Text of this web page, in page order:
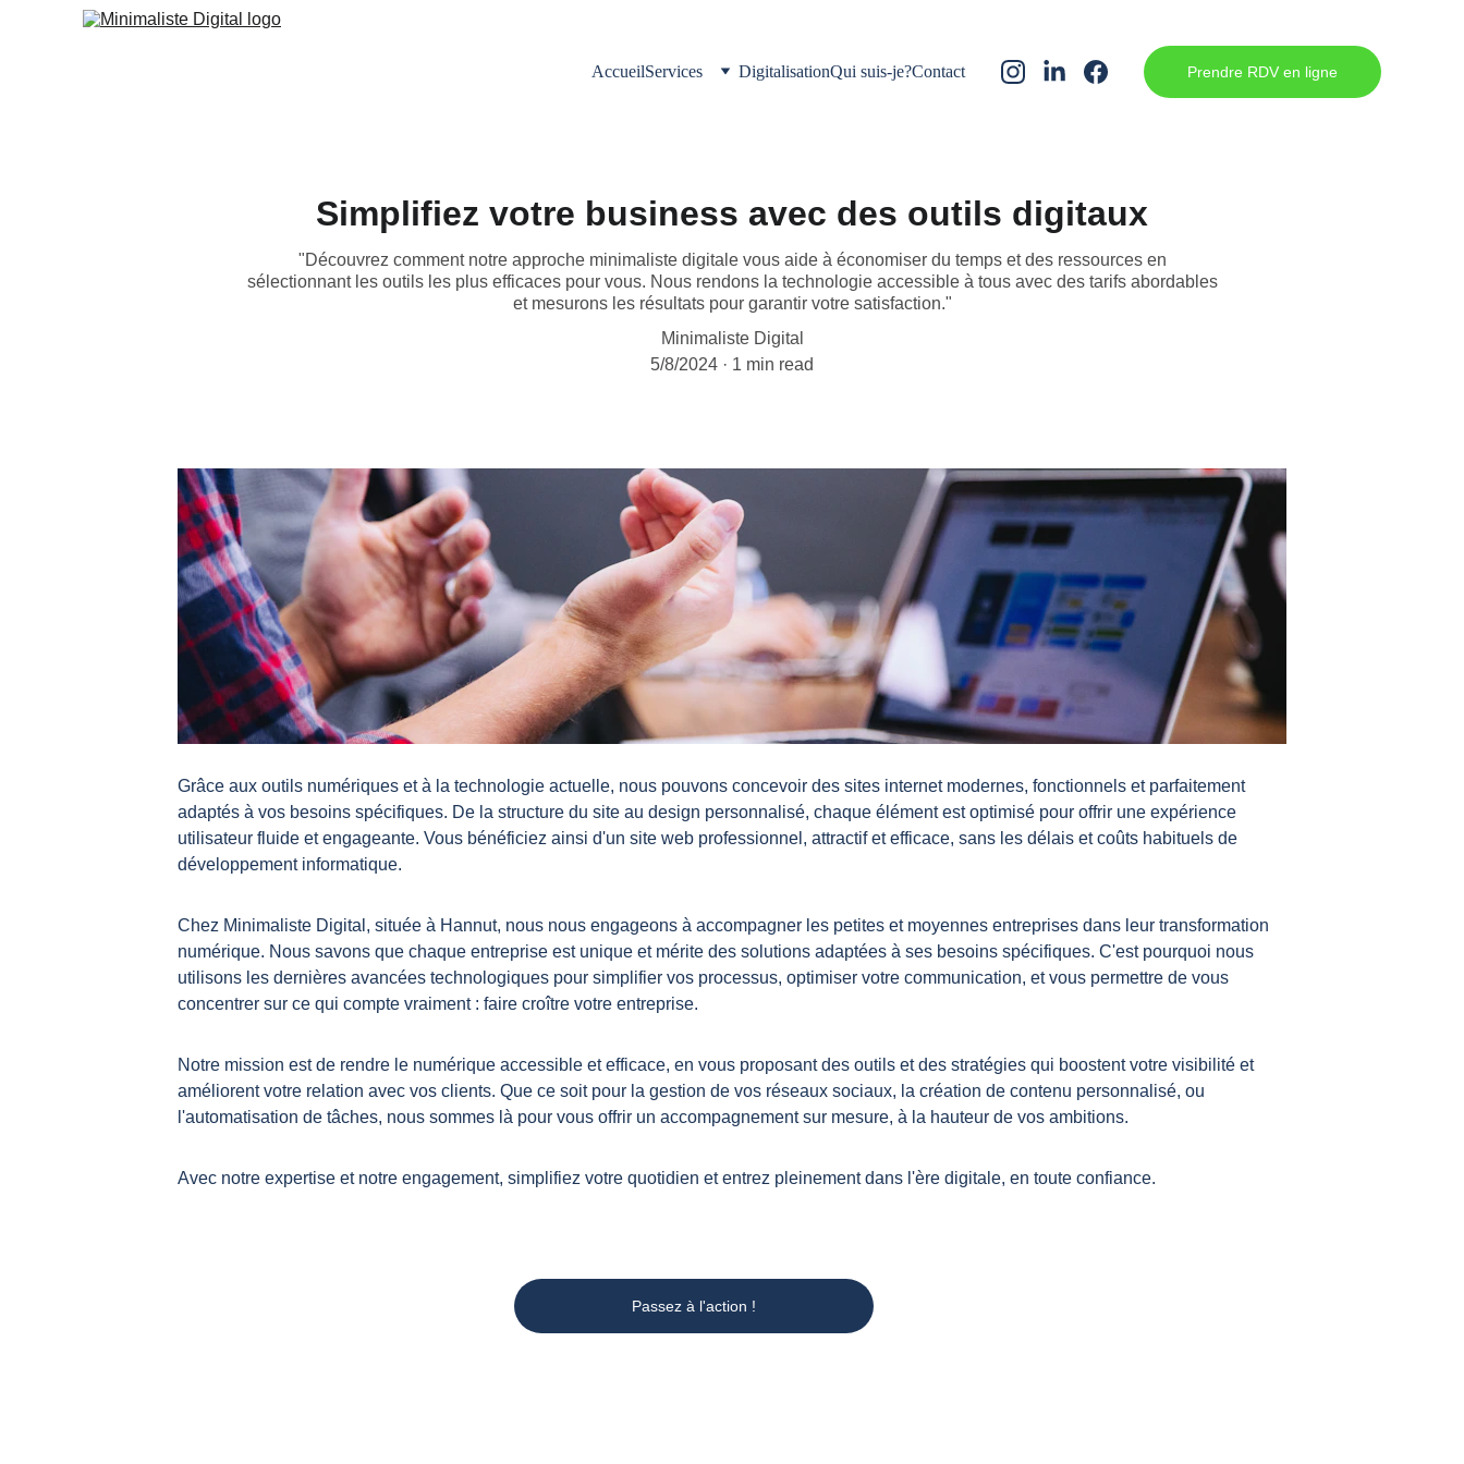
AccueilServices DigitalisationQui suis-je?Contact Prendre RDV en ligne
Simplifiez votre business avec des outils digitaux
"Découvrez comment notre approche minimaliste digitale vous aide à économiser du temps et des ressources en
sélectionnant les outils les plus efficaces pour vous. Nous rendons la technologie accessible à tous avec des tarifs abordables
et mesurons les résultats pour garantir votre satisfaction."
Minimaliste Digital
5/8/2024
1 min read
Grâce aux outils numériques et à la technologie actuelle, nous pouvons concevoir des sites internet modernes, fonctionnels et parfaitement
adaptés à vos besoins spécifiques. De la structure du site au design personnalisé, chaque élément est optimisé pour offrir une expérience
utilisateur fluide et engageante. Vous bénéficiez ainsi d'un site web professionnel, attractif et efficace, sans les délais et coûts habituels de
développement informatique.
Chez Minimaliste Digital, située à Hannut, nous nous engageons à accompagner les petites et moyennes entreprises dans leur transformation
numérique. Nous savons que chaque entreprise est unique et mérite des solutions adaptées à ses besoins spécifiques. C'est pourquoi nous
utilisons les dernières avancées technologiques pour simplifier vos processus, optimiser votre communication, et vous permettre de vous
concentrer sur ce qui compte vraiment : faire croître votre entreprise.
Notre mission est de rendre le numérique accessible et efficace, en vous proposant des outils et des stratégies qui boostent votre visibilité et
améliorent votre relation avec vos clients. Que ce soit pour la gestion de vos réseaux sociaux, la création de contenu personnalisé, ou
l'automatisation de tâches, nous sommes là pour vous offrir un accompagnement sur mesure, à la hauteur de vos ambitions.
Avec notre expertise et notre engagement, simplifiez votre quotidien et entrez pleinement dans l'ère digitale, en toute confiance.
Passez à l'action !